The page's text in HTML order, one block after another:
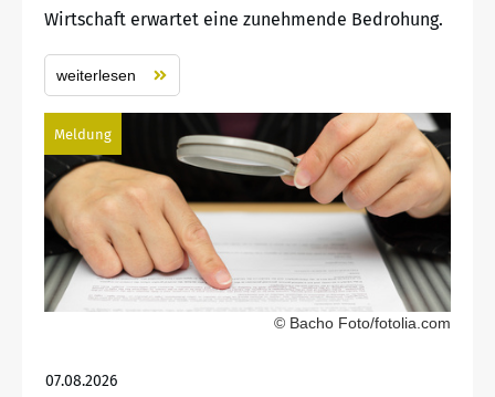
Wirtschaft erwartet eine zunehmende Bedrohung.
weiterlesen
Meldung
© Bacho Foto/fotolia.com
07.08.2026